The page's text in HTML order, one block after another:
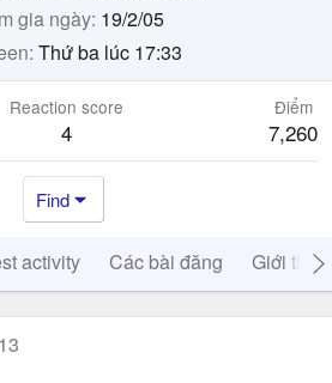
gia ngày 19/2/05
Thứ ba lúc 17:33
Reaction score
4
Điểm
7,260
Find
activity Các bài đăng Giới thiệu